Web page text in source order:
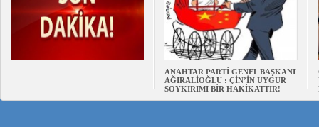
ANAHTAR PARTİ GENEL BAŞKANI
AĞIRALİOĞLU : ÇİN’İN UYGUR
SOYKIRIMI BİR HAKİKATTIR!